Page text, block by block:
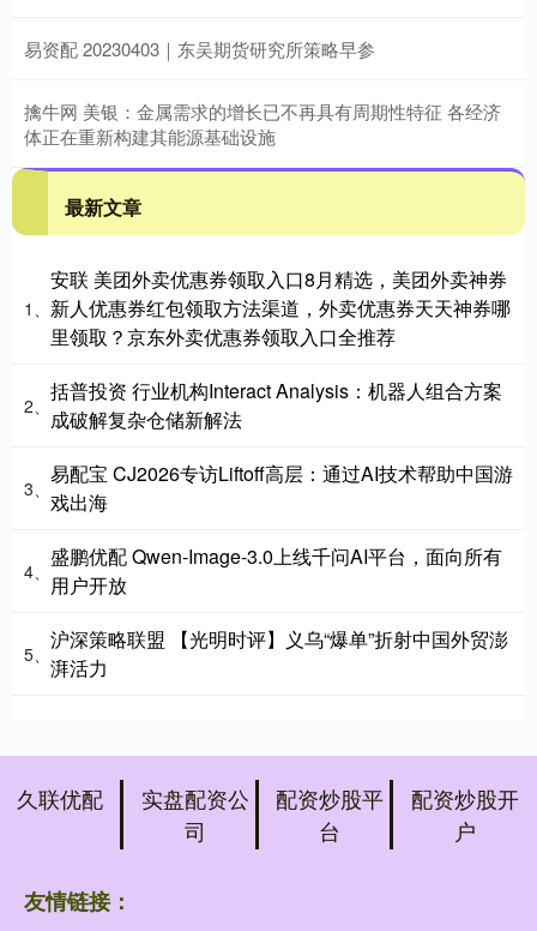
易资配 20230403｜东吴期货研究所策略早参
擒牛网 美银：金属需求的增长已不再具有周期性特征 各经济
体正在重新构建其能源基础设施
最新文章
1、
安联 美团外卖优惠券领取入口8月精选，美团外卖神券
新人优惠券红包领取方法渠道，外卖优惠券天天神券哪
里领取？京东外卖优惠券领取入口全推荐
2、
括普投资 行业机构Interact Analysis：机器人组合方案
成破解复杂仓储新解法
3、
易配宝 CJ2026专访Liftoff高层：通过AI技术帮助中国游
戏出海
4、
盛鹏优配 Qwen-Image-3.0上线千问AI平台，面向所有
用户开放
5、
沪深策略联盟 【光明时评】义乌“爆单”折射中国外贸澎
湃活力
久联优配
实盘配资公
司
配资炒股平
台
配资炒股开
户
友情链接：